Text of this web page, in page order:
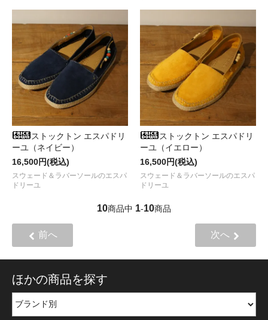
ストックトン エスパドリ
ーユ（ネイビー）
16,500円(税込)
スウェード＆ラバーソールのエスパ
ドリーユ
ストックトン エスパドリ
ーユ（イエロー）
16,500円(税込)
スウェード＆ラバーソールのエスパ
ドリーユ
10商品中 1-10商品
前へ 次へ
ほかの商品を探す